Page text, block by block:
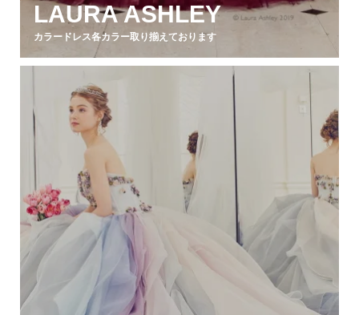
LAURA ASHLEY
カラードレス各カラー取り揃えております